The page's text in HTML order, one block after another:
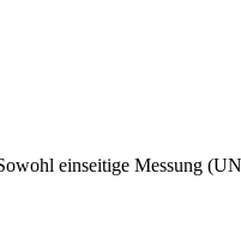
einseitige Messung